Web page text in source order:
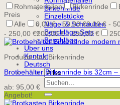
Birkenrinde
Einzelstücke
Nägel & Schrauben
Beschläge-Sets
Beschläge
Über uns
Kontakt
Deutsch
Suchen
nach:
Rohmaterialien
Birkenrinde
Preis
Alle
0,00 € - 50,00 €0,00 € -
- 250,00 €200,00 € - 250,00 €
Produkte aus Birkenrinde
Brotbehälter Birkenrinde bis 32cm –
ab: 95,00 €
Angebot!